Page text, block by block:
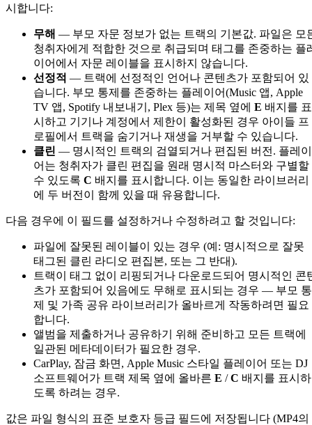
시합니다:
무해 — 부모 자문 정보가 없는 트랙의 기본값. 파일은 모
청취자에게 적합한 것으로 취급되며 태그를 존중하는 플
이어에서 자문 레이블을 표시하지 않습니다.
선정적 — 트랙에 선정적인 언어나 콘텐츠가 포함되어 있
습니다. 부모 통제를 존중하는 플레이어(Music 앱, Apple
TV 앱, Spotify 내보내기, Plex 등)는 제목 옆에 E 배지를 표
시하고 기기나 계정에서 제한이 활성화된 경우 아이들 프
로필에서 트랙을 숨기거나 재생을 거부할 수 있습니다.
클린 — 명시적인 트랙의 검열되거나 편집된 버전. 플레이
어는 청취자가 클린 편집을 원래 명시적 마스터와 구별할
수 있도록 C 배지를 표시합니다. 이는 동일한 라이브러리
에 두 버전이 함께 있을 때 유용합니다.
다음 경우에 이 필드를 설정하거나 수정하려고 할 것입니다:
파일에 잘못된 레이블이 있는 경우 (예: 명시적으로 잘못
태그된 클린 라디오 편집본, 또는 그 반대).
트랙이 태그 없이 리핑되거나 다운로드되어 명시적인 콘
츠가 포함되어 있음에도 무해로 표시되는 경우 — 부모 통
제 및 가족 공유 라이브러리가 올바르게 작동하려면 필요
합니다.
앨범을 제출하거나 공유하기 위해 준비하고 모든 트랙에
일관된 메타데이터가 필요한 경우.
CarPlay, 잠금 화면, Apple Music 스타일 플레이어 또는 DJ
소프트웨어가 트랙 제목 옆에 올바른 E /C 배지를 표시하
도록 하려는 경우.
값은 파일 형식의 표준 보호자 등급 필드에 저장됩니다 (MP4의